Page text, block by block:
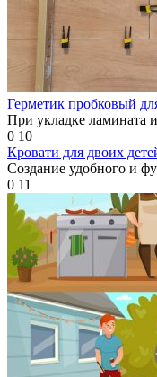
Герметик пробковый
При укладке ламината
0 10
Кровати для двоих
Создание удобного и
0 11